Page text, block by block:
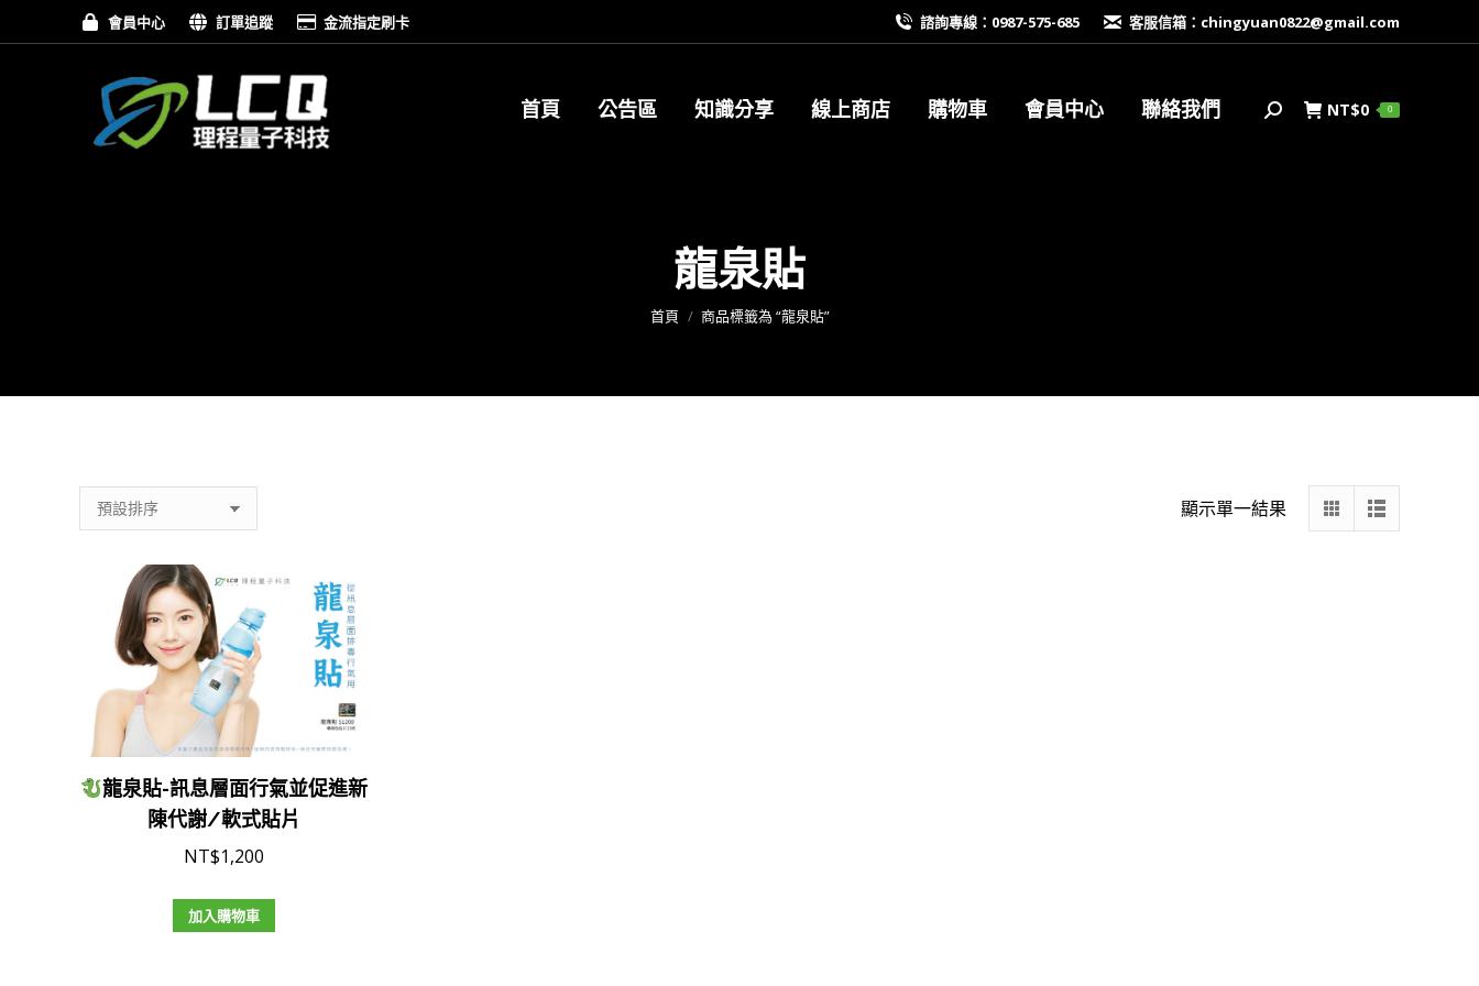
會員中心 訂單追蹤 金流指定刷卡 諮詢專線：0987-575-685 客服信箱： chingyuan0822@gmail.com
首頁 公告區 知識分享 線上商店 購物車 會員中心 聯絡我們
搜
NT$0 0
龍泉貼
您在這裡：
首頁 商品標籤為 “龍泉貼”
顯示單一結果
龍泉貼-訊息層面行氣並促進新
陳代謝/軟式貼片
NT$1,200
加入購物車